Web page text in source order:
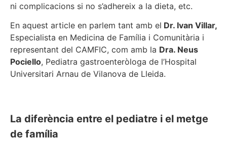
ni complicacions si no s’adhereix a la dieta, etc.
En aquest article en parlem tant amb el Dr. Ivan Villar,
Especialista en Medicina de Família i Comunitària i
representant del CAMFIC, com amb la Dra. Neus
Pociello, Pediatra gastroenteròloga de l’Hospital
Universitari Arnau de Vilanova de Lleida.
La diferència entre el pediatre i el metge
de família